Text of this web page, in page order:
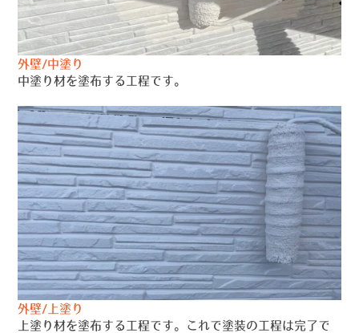
外壁/中塗り
中塗り材を塗布する工程です。
外壁/上塗り
上塗り材を塗布する工程です。これで塗装の工程は完了で